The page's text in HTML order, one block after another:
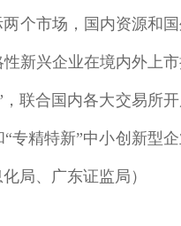
市场，国内资源和
新兴企业在境内外上
联合国内各大交易所
专精特新”中小创新型
局、广东证监局）